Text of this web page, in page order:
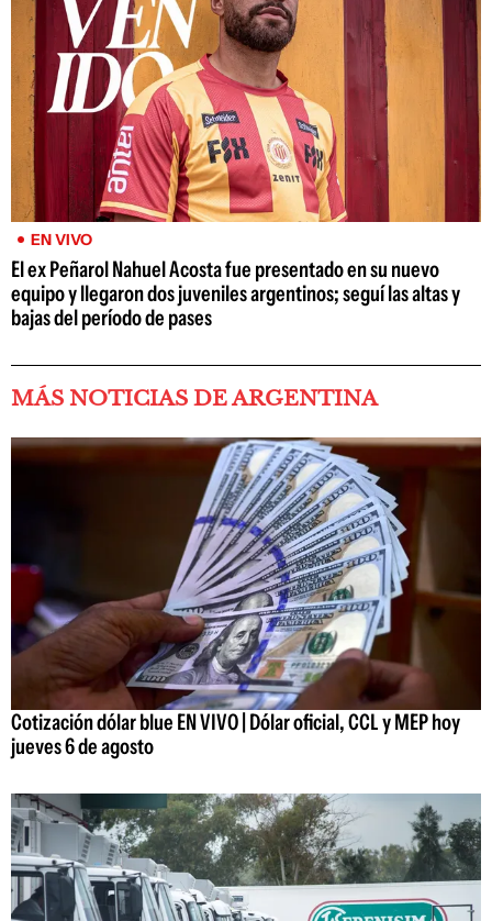
EN VIVO
El ex Peñarol Nahuel Acosta fue presentado en su nuevo
equipo y llegaron dos juveniles argentinos; seguí las altas y
bajas del período de pases
MÁS NOTICIAS DE ARGENTINA
Cotización dólar blue EN VIVO | Dólar oficial, CCL y MEP hoy
jueves 6 de agosto